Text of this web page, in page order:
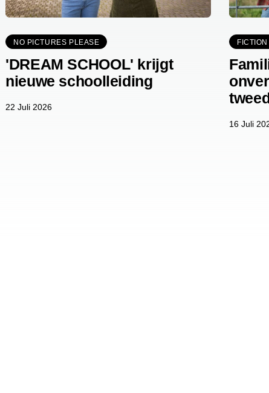
NO PICTURES PLEASE
'DREAM SCHOOL' krijgt
nieuwe schoolleiding
22 Juli 2026
16 Juli